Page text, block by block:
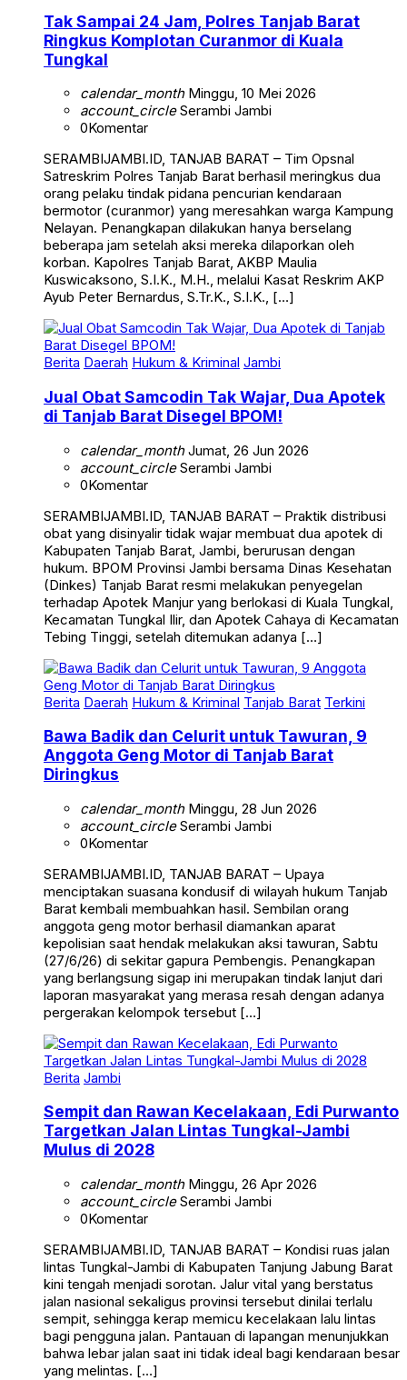
Tak Sampai 24 Jam, Polres Tanjab Barat
Ringkus Komplotan Curanmor di Kuala
Tungkal
calendar_monthMinggu, 10 Mei 2026
account_circleSerambi Jambi
0Komentar
SERAMBIJAMBI.ID, TANJAB BARAT – Tim Opsnal
Satreskrim Polres Tanjab Barat berhasil meringkus dua
orang pelaku tindak pidana pencurian kendaraan
bermotor (curanmor) yang meresahkan warga Kampung
Nelayan. Penangkapan dilakukan hanya berselang
beberapa jam setelah aksi mereka dilaporkan oleh
korban. Kapolres Tanjab Barat, AKBP Maulia
Kuswicaksono, S.I.K., M.H., melalui Kasat Reskrim AKP
Ayub Peter Bernardus, S.Tr.K., S.I.K., […]
Berita Daerah Hukum & Kriminal Jambi
Jual Obat Samcodin Tak Wajar, Dua Apotek
di Tanjab Barat Disegel BPOM!
calendar_monthJumat, 26 Jun 2026
account_circleSerambi Jambi
0Komentar
SERAMBIJAMBI.ID, TANJAB BARAT – Praktik distribusi
obat yang disinyalir tidak wajar membuat dua apotek di
Kabupaten Tanjab Barat, Jambi, berurusan dengan
hukum. BPOM Provinsi Jambi bersama Dinas Kesehatan
(Dinkes) Tanjab Barat resmi melakukan penyegelan
terhadap Apotek Manjur yang berlokasi di Kuala Tungkal,
Kecamatan Tungkal Ilir, dan Apotek Cahaya di Kecamatan
Tebing Tinggi, setelah ditemukan adanya […]
Berita Daerah Hukum & Kriminal Tanjab Barat Terkini
Bawa Badik dan Celurit untuk Tawuran, 9
Anggota Geng Motor di Tanjab Barat
Diringkus
calendar_monthMinggu, 28 Jun 2026
account_circleSerambi Jambi
0Komentar
SERAMBIJAMBI.ID, TANJAB BARAT – Upaya
menciptakan suasana kondusif di wilayah hukum Tanjab
Barat kembali membuahkan hasil. Sembilan orang
anggota geng motor berhasil diamankan aparat
kepolisian saat hendak melakukan aksi tawuran, Sabtu
(27/6/26) di sekitar gapura Pembengis. Penangkapan
yang berlangsung sigap ini merupakan tindak lanjut dari
laporan masyarakat yang merasa resah dengan adanya
pergerakan kelompok tersebut […]
Berita Jambi
Sempit dan Rawan Kecelakaan, Edi Purwanto
Targetkan Jalan Lintas Tungkal-Jambi
Mulus di 2028
calendar_monthMinggu, 26 Apr 2026
account_circleSerambi Jambi
0Komentar
SERAMBIJAMBI.ID, TANJAB BARAT – Kondisi ruas jalan
lintas Tungkal-Jambi di Kabupaten Tanjung Jabung Barat
kini tengah menjadi sorotan. Jalur vital yang berstatus
jalan nasional sekaligus provinsi tersebut dinilai terlalu
sempit, sehingga kerap memicu kecelakaan lalu lintas
bagi pengguna jalan. Pantauan di lapangan menunjukkan
bahwa lebar jalan saat ini tidak ideal bagi kendaraan besar
yang melintas. […]